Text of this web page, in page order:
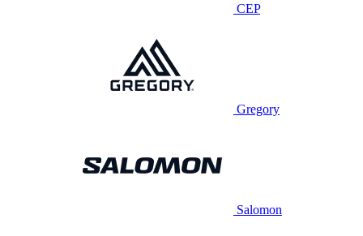
CEP
Gregory
Salomon